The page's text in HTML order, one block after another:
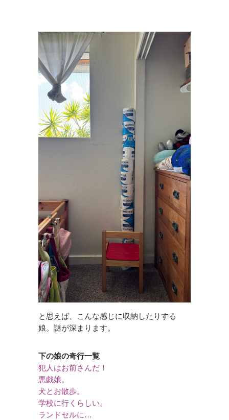
と思えば、こんな感じに収納したりする
娘。謎が深まります。
下の娘の奇行一覧
犯人はお前さんだ！
悪戯娘。
犬とお散歩。
学校に行くらしい。
ランドセルに…